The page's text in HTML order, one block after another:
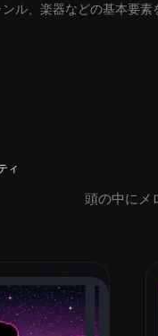
ル、楽器などの基本要素
ィ
頭の中にメ